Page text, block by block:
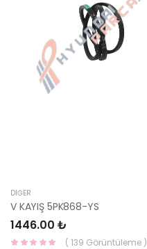
DIĞER
V KAYIŞ 5PK868-YS
1446.00 ₺
( 139 Görüntüleme )